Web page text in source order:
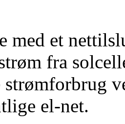
med et
fra
el-net.